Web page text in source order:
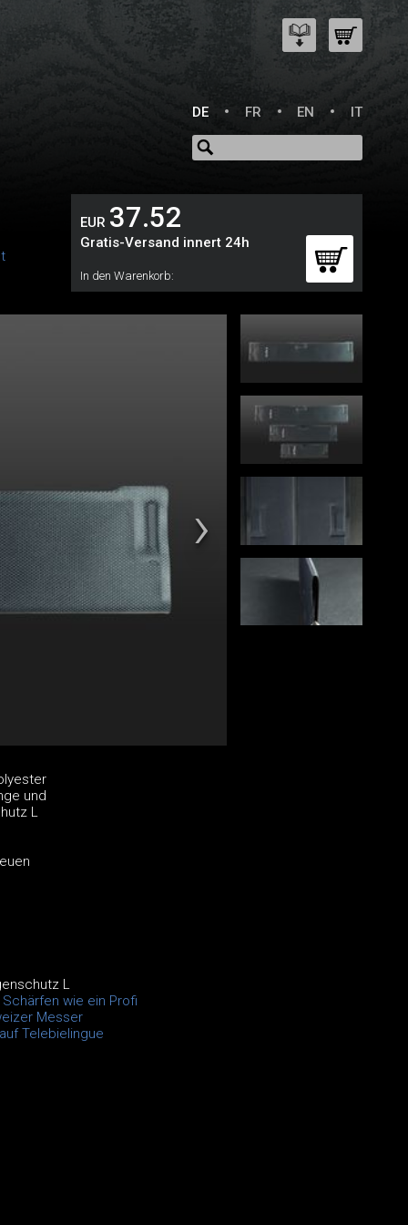
DE
FR EN IT
EUR 37.52
Gratis-Versand innert 24h
In den Warenkorb:
und
L
L
wie ein Profi
Messer
Telebielingue